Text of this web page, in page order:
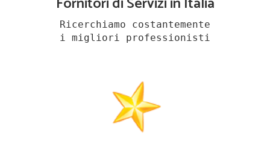
Ricerchiamo costantemente
i migliori professionisti